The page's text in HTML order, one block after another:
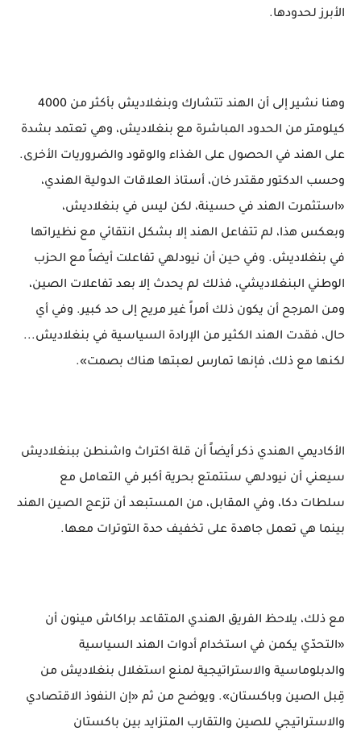
الأبرز لحدودها.
وهنا نشير إلى أن الهند تتشارك وبنغلاديش بأكثر من 4000
كيلومتر من الحدود المباشرة مع بنغلاديش، وهي تعتمد بشدة
على الهند في الحصول على الغذاء والوقود والضروريات الأخرى.
وحسب الدكتور مقتدر خان، أستاذ العلاقات الدولية الهندي،
«استثمرت الهند في حسينة، لكن ليس في بنغلاديش،
وبعكس هذا، لم تتفاعل الهند إلا بشكل انتقائي مع نظيراتها
في بنغلاديش. وفي حين أن نيودلهي تفاعلت أيضاً مع الحزب
الوطني البنغلاديشي، فذلك لم يحدث إلا بعد تفاعلات الصين،
ومن المرجح أن يكون ذلك أمراً غير مريح إلى حد كبير. وفي أي
حال، فقدت الهند الكثير من الإرادة السياسية في بنغلاديش...
لكنها مع ذلك، فإنها تمارس لعبتها هناك بصمت».
الأكاديمي الهندي ذكر أيضاً أن قلة اكتراث واشنطن ببنغلاديش
سيعني أن نيودلهي ستتمتع بحرية أكبر في التعامل مع
سلطات دكا، وفي المقابل، من المستبعد أن تزعج الصين الهند
بينما هي تعمل جاهدة على تخفيف حدة التوترات معها.
مع ذلك، يلاحظ الفريق الهندي المتقاعد براكاش مينون أن
«التحدّي يكمن في استخدام أدوات الهند السياسية
والدبلوماسية والاستراتيجية لمنع استغلال بنغلاديش من
قِبل الصين وباكستان». ويوضح من ثم «إن النفوذ الاقتصادي
والاستراتيجي للصين والتقارب المتزايد بين باكستان